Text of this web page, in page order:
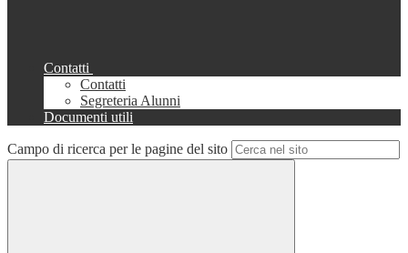
Contatti
Contatti
Segreteria Alunni
Documenti utili
Campo di ricerca per le pagine del sito